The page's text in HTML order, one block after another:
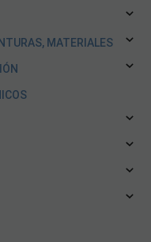
MATERIALES